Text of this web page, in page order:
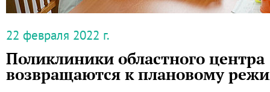
22 февраля 2022 г.
Поликлиники областного центра
возвращаются к плановому